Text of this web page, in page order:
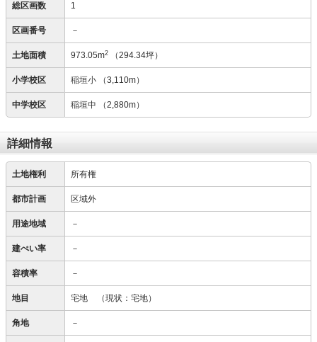
総区画数 1
区画番号 －
土地面積 973.05m2 （294.34坪）
小学校区 稲垣小 （3,110m）
中学校区 稲垣中 （2,880m）
詳細情報
土地権利 所有権
都市計画 区域外
用途地域 －
建ぺい率 －
容積率 －
地目 宅地 （現状：宅地）
角地 －